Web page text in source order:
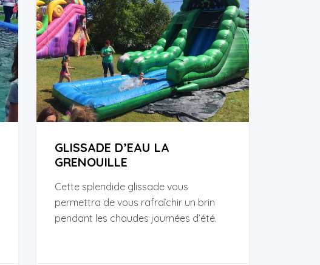
GLISSADE D’EAU LA
GRENOUILLE
Cette splendide glissade vous
permettra de vous rafraîchir un brin
pendant les chaudes journées d’été.